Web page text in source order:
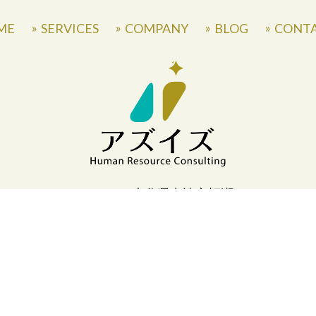
SERVICES COMPANY BLOG
〒871-0007 大分県中津市蛎瀬770